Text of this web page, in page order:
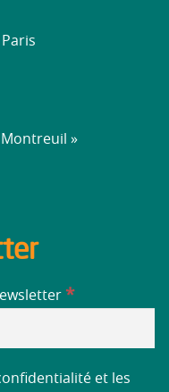
Montreuil »
*
et les